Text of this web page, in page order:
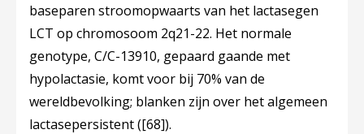
baseparen stroomopwaarts van het lactasegen
LCT op chromosoom 2q21-22. Het normale
genotype, C/C-13910, gepaard gaande met
hypolactasie, komt voor bij 70% van de
wereldbevolking; blanken zijn over het algemeen
lactasepersistent ([68]).